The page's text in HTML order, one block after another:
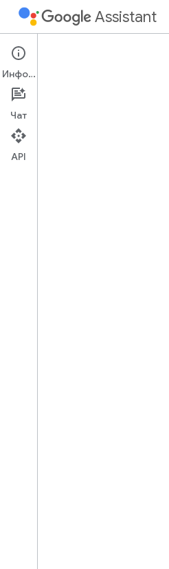
Assistant
Conversational Actions
Путеводители
Информация
Чат
API